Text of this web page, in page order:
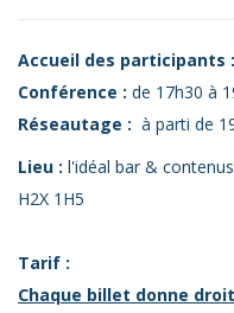
Accueil des participants :
Conférence : de 17h30 à
Réseautage : à parti de
Lieu : l'idéal bar &
H2X 1H5
Tarif :
Chaque billet donne